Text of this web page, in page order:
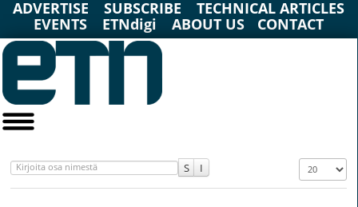
ADVERTISE SUBSCRIBE
TECHNICAL ARTICLES
EVENTS
ETNdigi ABOUT US CONTACT
Kirjoita osa nimestä Näyttö #